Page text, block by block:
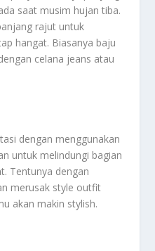
saat musim hujan tiba.
rajut untuk
hangat. Biasanya baju
celana jeans atau
dengan menggunakan
untuk melindungi bagian
Tentunya dengan
merusak style outfit
akan makin stylish.